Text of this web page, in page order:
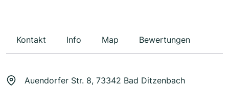
Kontakt Info Map Bewertungen
Auendorfer Str. 8, 73342 Bad Ditzenbach